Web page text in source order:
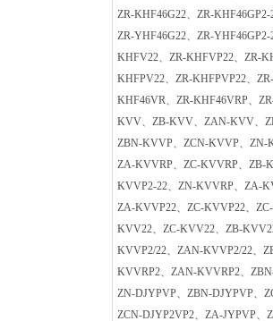
ZR-KHF46G22、ZR-
ZR-YHF46G22、ZR-
KHFV22、ZR-KHFVP22、ZR-
KHFPV22、ZR-KHFPVP22、
KHF46VR、ZR-KHF46VRP、
KVV、ZB-KVV、ZAN-KVV、
ZBN-KVVP、ZCN-KVVP、
ZA-KVVRP、ZC-KVVRP、ZB-
KVVP2-22、ZN-KVVRP、ZA-
ZA-KVVP22、ZC-KVVP22、
KVV22、ZC-KVV22、ZB-
KVVP2/22、ZAN-KVVP2/22、
KVVRP2、ZAN-KVVRP2、
ZN-DJYPVP、ZBN-DJYPVP、
ZCN-DJYP2VP2、ZA-JYPVP、